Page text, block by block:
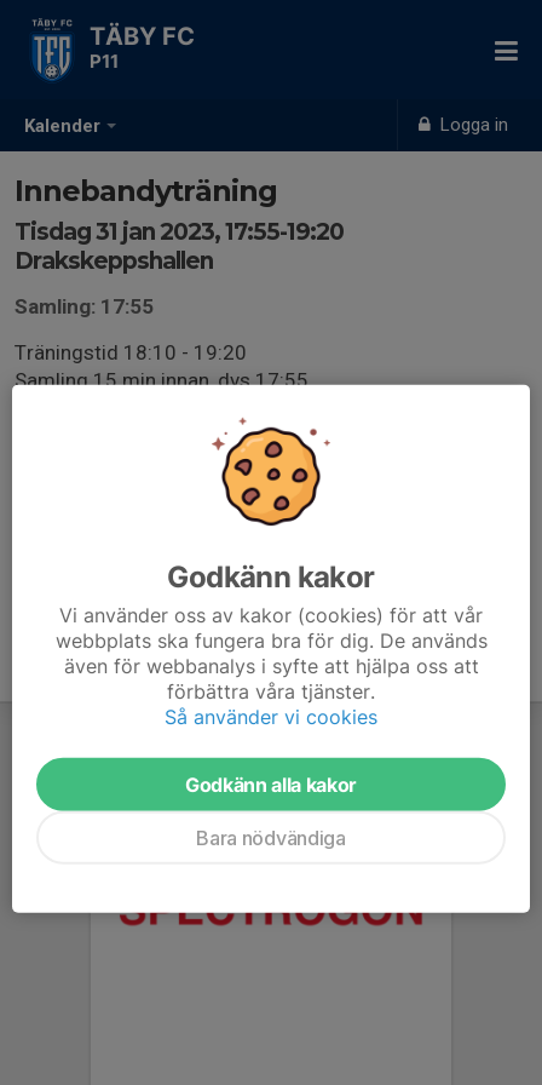
Kalender Logga in
TÄBY FC
P11
Innebandyträning
Tisdag 31 jan 2023, 17:55-19:20
Drakskeppshallen
Samling: 17:55
Träningstid 18:10 - 19:20
Samling 15 min innan, dvs 17:55
Godkänn kakor
Vi använder oss av kakor (cookies) för att vår
webbplats ska fungera bra för dig. De används
även för webbanalys i syfte att hjälpa oss att
förbättra våra tjänster.
Så använder vi cookies
Godkänn alla kakor
Bara nödvändiga